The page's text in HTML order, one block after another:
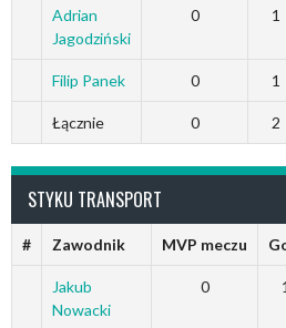
Adrian
Jagodziński
0 1
Filip Panek 0 1
Łącznie 0 2
STYKU TRANSPORT
# Zawodnik MVP meczu
Jakub
Nowacki
0 1